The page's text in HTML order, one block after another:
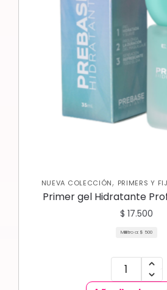
NUEVA COLECCIÓN, PRIMERS Y
Primer gel Hidratante
$ 17.500
Mililitro a: $ 500